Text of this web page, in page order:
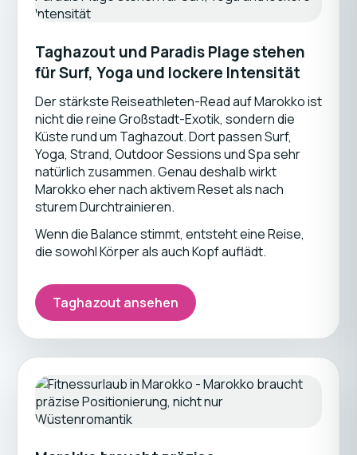
Taghazout und Paradis Plage stehen
für Surf, Yoga und lockere Intensität
Der stärkste Reiseathleten-Read auf Marokko ist
nicht die reine Großstadt-Exotik, sondern die
Küste rund um Taghazout. Dort passen Surf,
Yoga, Strand, Outdoor Sessions und Spa sehr
natürlich zusammen. Genau deshalb wirkt
Marokko eher nach aktivem Reset als nach
sturem Durchtrainieren.
Wenn die Balance stimmt, entsteht eine Reise,
die sowohl Körper als auch Kopf auflädt.
Taghazout ansehen